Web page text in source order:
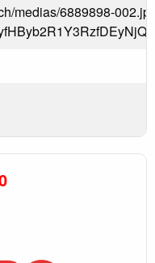
medias/6889898-